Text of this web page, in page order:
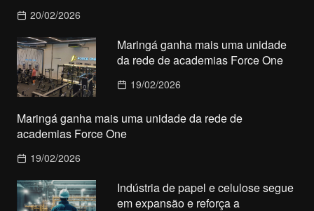
20/02/2026
Maringá ganha mais uma unidade
da rede de academias Force One
19/02/2026
Maringá ganha mais uma unidade da rede de
academias Force One
19/02/2026
Indústria de papel e celulose segue
em expansão e reforça a